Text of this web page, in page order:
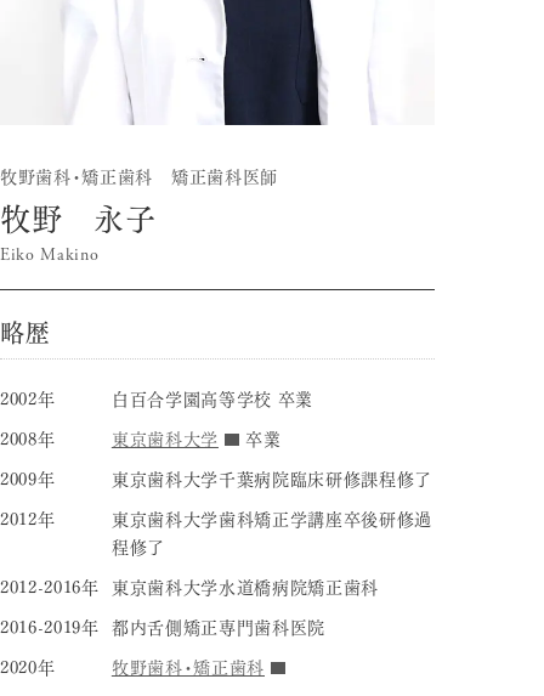
牧野歯科・矯正歯科 矯正歯科医師
牧野 永子
Eiko Makino
略歴
2002年
白百合学園高等学校 卒業
2008年
東京歯科大学
卒業
2009年
東京歯科大学千葉病院臨床研修課程修了
2012年
東京歯科大学歯科矯正学講座卒後研修過
程修了
2012-2016年 東京歯科大学水道橋病院矯正歯科
2016-2019年 都内舌側矯正専門歯科医院
2020年
牧野歯科・矯正歯科